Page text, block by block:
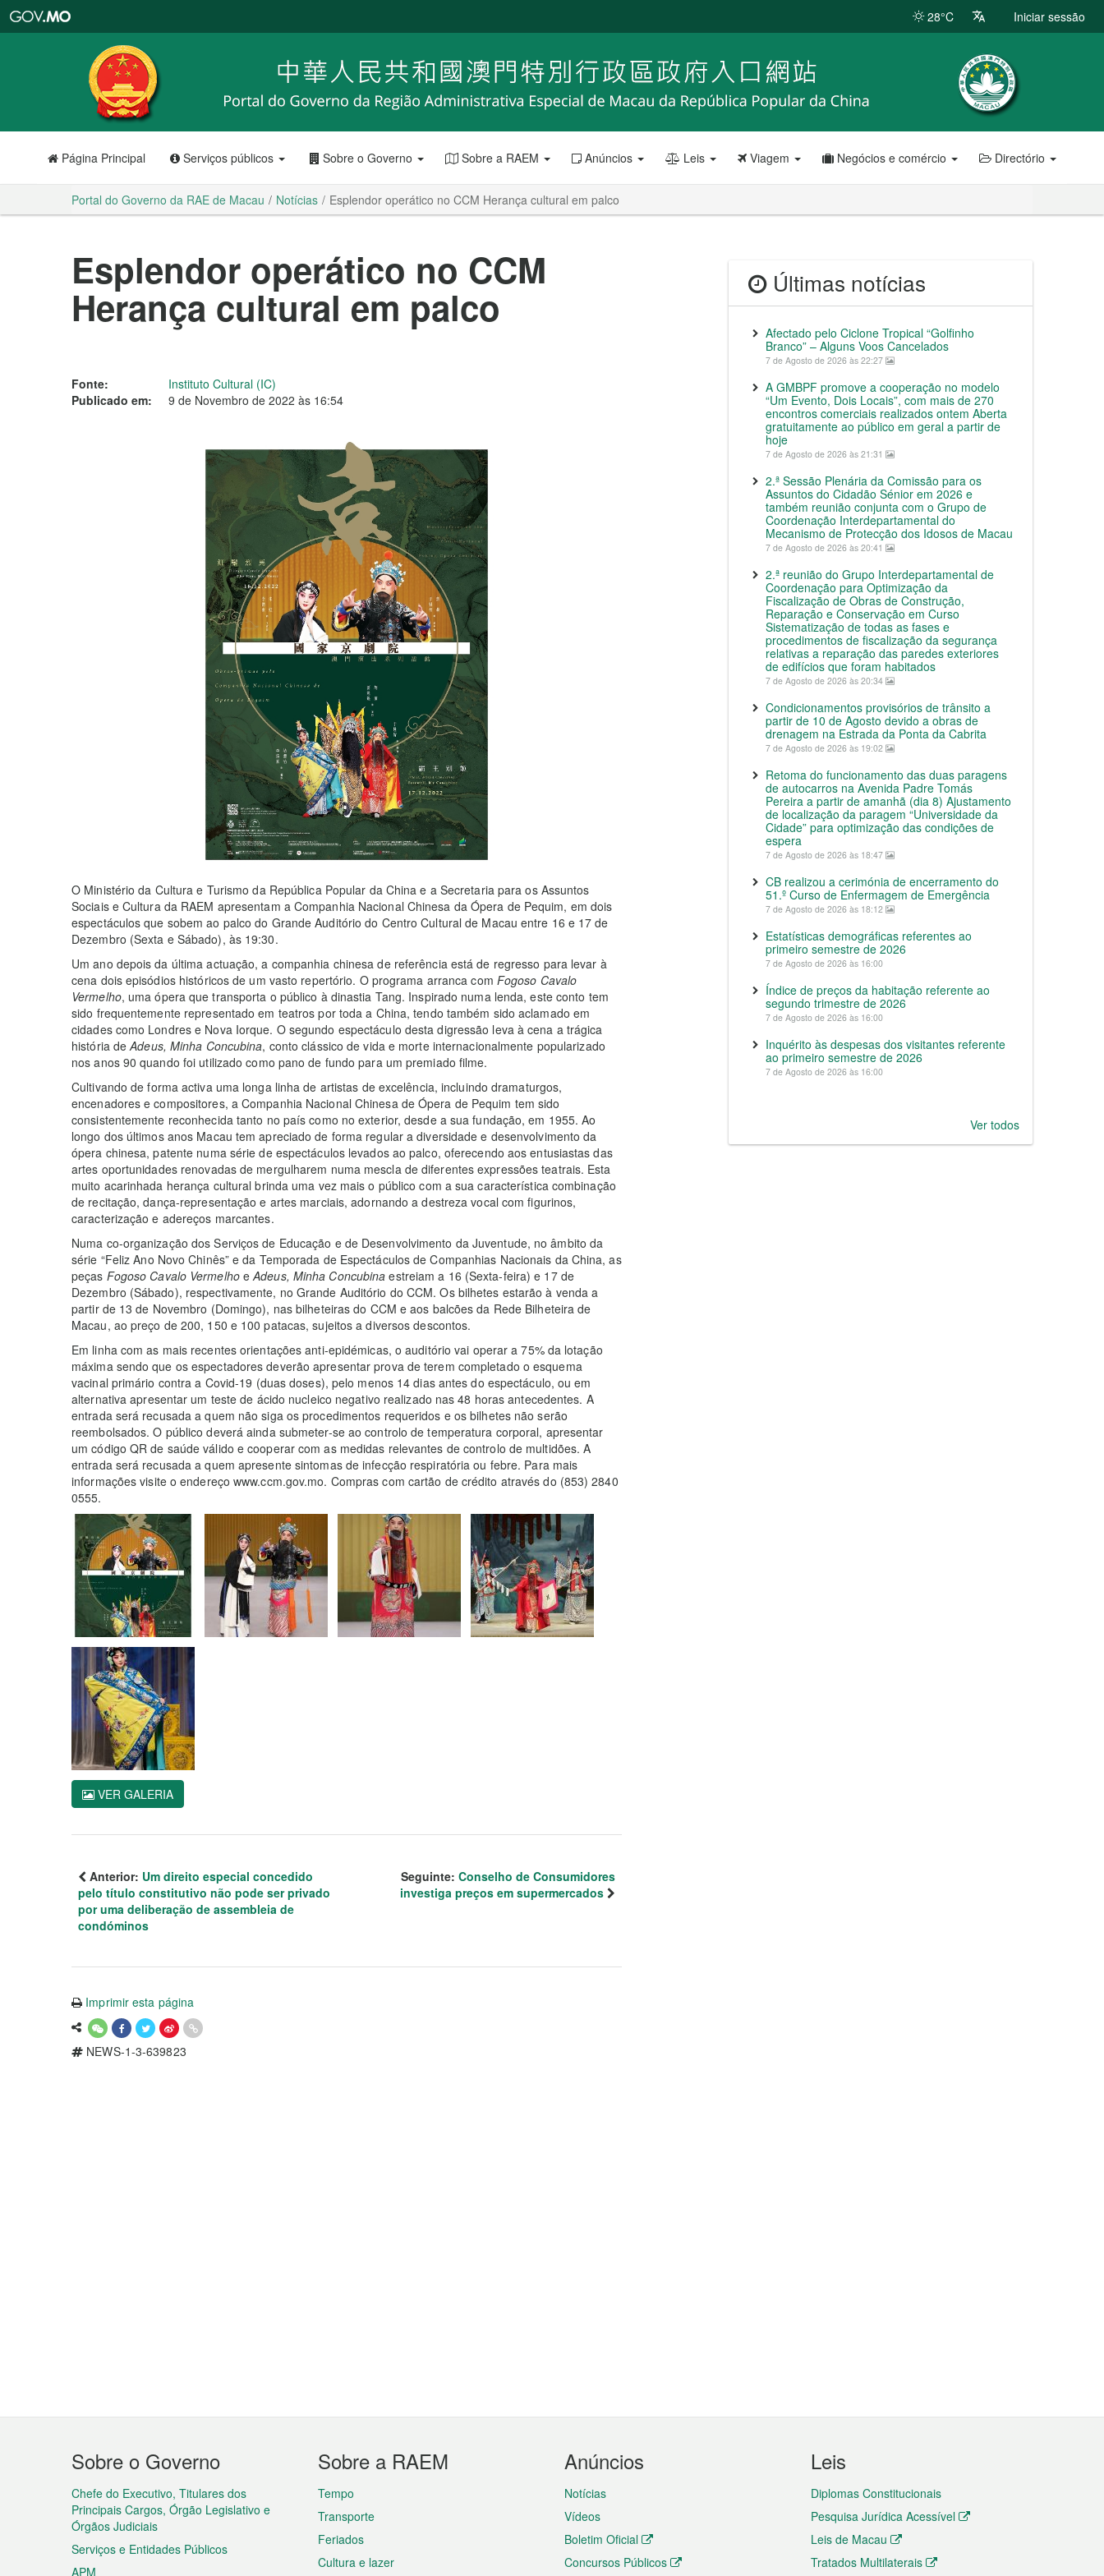
RAE
de
Macau
28°C Iniciar sessão
Página Principal Serviços públicos Sobre o Governo Sobre a RAEM Anúncios Leis Viagem Negócios e comércio Directório
Portal do Governo da RAE de Macau Notícias Esplendor operático no CCM Herança cultural em palco
Esplendor operático no CCM
Herança cultural em palco
Fonte:
Instituto Cultural (IC)
Publicado em:
9 de Novembro de 2022 às 16:54
O Ministério da Cultura e Turismo da República Popular da China e a Secretaria para os Assuntos
Sociais e Cultura da RAEM apresentam a Companhia Nacional Chinesa da Ópera de Pequim, em dois
espectáculos que sobem ao palco do Grande Auditório do Centro Cultural de Macau entre 16 e 17 de
Dezembro (Sexta e Sábado), às 19:30.
Um ano depois da última actuação, a companhia chinesa de referência está de regresso para levar à
cena dois episódios históricos de um vasto repertório. O programa arranca com Fogoso Cavalo
Vermelho, uma ópera que transporta o público à dinastia Tang. Inspirado numa lenda, este conto tem
sido frequentemente representado em teatros por toda a China, tendo também sido aclamado em
cidades como Londres e Nova Iorque. O segundo espectáculo desta digressão leva à cena a trágica
história deAdeus, Minha Concubina, conto clássico de vida e morte internacionalmente popularizado
nos anos 90 quando foi utilizado como pano de fundo para um premiado filme.
Cultivando de forma activa uma longa linha de artistas de excelência, incluindo dramaturgos,
encenadores e compositores, a Companhia Nacional Chinesa de Ópera de Pequim tem sido
consistentemente reconhecida tanto no país como no exterior, desde a sua fundação, em 1955. Ao
longo dos últimos anos Macau tem apreciado de forma regular a diversidade e desenvolvimento da
ópera chinesa, patente numa série de espectáculos levados ao palco, oferecendo aos entusiastas das
artes oportunidades renovadas de mergulharem numa mescla de diferentes expressões teatrais. Esta
muito acarinhada herança cultural brinda uma vez mais o público com a sua característica combinação
de recitação, dança-representação e artes marciais, adornando a destreza vocal com figurinos,
caracterização e adereços marcantes.
Numa co-organização dos Serviços de Educação e de Desenvolvimento da Juventude, no âmbito da
série “Feliz Ano Novo Chinês” e da Temporada de Espectáculos de Companhias Nacionais da China, as
peças Fogoso Cavalo VermelhoeAdeus, Minha Concubina estreiam a 16 (Sexta-feira) e 17 de
Dezembro (Sábado), respectivamente, no Grande Auditório do CCM. Os bilhetes estarão à venda a
partir de 13 de Novembro (Domingo), nas bilheteiras do CCM e aos balcões da Rede Bilheteira de
Macau, ao preço de 200, 150 e 100 patacas, sujeitos a diversos descontos.
Em linha com as mais recentes orientações anti-epidémicas, o auditório vai operar a 75% da lotação
máxima sendo que os espectadores deverão apresentar prova de terem completado o esquema
vacinal primário contra a Covid-19 (duas doses), pelo menos 14 dias antes do espectáculo, ou em
alternativa apresentar um teste de ácido nucleico negativo realizado nas 48 horas antecedentes. A
entrada será recusada a quem não siga os procedimentos requeridos e os bilhetes não serão
reembolsados. O público deverá ainda submeter-se ao controlo de temperatura corporal, apresentar
um código QR de saúde válido e cooperar com as medidas relevantes de controlo de multidões. A
entrada será recusada a quem apresente sintomas de infecção respiratória ou febre. Para mais
informações visite o endereço www.ccm.gov.mo. Compras com cartão de crédito através do (853) 2840
0555.
VER GALERIA
Anterior: Um direito especial concedido
pelo título constitutivo não pode ser privado
por uma deliberação de assembleia de
condóminos
Seguinte: Conselho de Consumidores
investiga preços em supermercados
Imprimir esta página
NEWS-1-3-639823
Últimas notícias
Afectado pelo Ciclone Tropical “Golfinho
Branco” – Alguns Voos Cancelados
7 de Agosto de 2026 às 22:27
A GMBPF promove a cooperação no modelo
“Um Evento, Dois Locais”, com mais de 270
encontros comerciais realizados ontem Aberta
gratuitamente ao público em geral a partir de
hoje
7 de Agosto de 2026 às 21:31
2.ª Sessão Plenária da Comissão para os
Assuntos do Cidadão Sénior em 2026 e
também reunião conjunta com o Grupo de
Coordenação Interdepartamental do
Mecanismo de Protecção dos Idosos de Macau
7 de Agosto de 2026 às 20:41
2.ª reunião do Grupo Interdepartamental de
Coordenação para Optimização da
Fiscalização de Obras de Construção,
Reparação e Conservação em Curso
Sistematização de todas as fases e
procedimentos de fiscalização da segurança
relativas a reparação das paredes exteriores
de edifícios que foram habitados
7 de Agosto de 2026 às 20:34
Condicionamentos provisórios de trânsito a
partir de 10 de Agosto devido a obras de
drenagem na Estrada da Ponta da Cabrita
7 de Agosto de 2026 às 19:02
Retoma do funcionamento das duas paragens
de autocarros na Avenida Padre Tomás
Pereira a partir de amanhã (dia 8) Ajustamento
de localização da paragem “Universidade da
Cidade” para optimização das condições de
espera
7 de Agosto de 2026 às 18:47
CB realizou a cerimónia de encerramento do
51.º Curso de Enfermagem de Emergência
7 de Agosto de 2026 às 18:12
Estatísticas demográficas referentes ao
primeiro semestre de 2026
7 de Agosto de 2026 às 16:00
Índice de preços da habitação referente ao
segundo trimestre de 2026
7 de Agosto de 2026 às 16:00
Inquérito às despesas dos visitantes referente
ao primeiro semestre de 2026
7 de Agosto de 2026 às 16:00
Ver todos
Menu
do
rodapé
Sobre o Governo
Chefe do Executivo, Titulares dos
Principais Cargos, Órgão Legislativo e
Órgãos Judiciais
Serviços e Entidades Públicos
APM
Sobre a RAEM
Tempo
Transporte
Feriados
Cultura e lazer
Anúncios
Notícias
Vídeos
Boletim Oficial
Concursos Públicos
Leis
Diplomas Constitucionais
Pesquisa Jurídica Acessível
Leis de Macau
Tratados Multilaterais